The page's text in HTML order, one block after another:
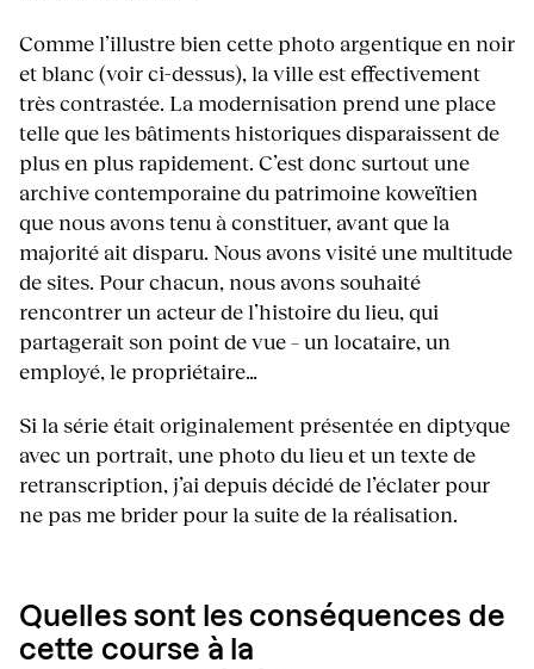
Comme l’illustre bien cette photo argentique en noir
et blanc (voir ci-dessus), la ville est effectivement
très contrastée. La modernisation prend une place
telle que les bâtiments historiques disparaissent de
plus en plus rapidement. C’est donc surtout une
archive contemporaine du patrimoine koweïtien
que nous avons tenu à constituer, avant que la
majorité ait disparu. Nous avons visité une multitude
de sites. Pour chacun, nous avons souhaité
rencontrer un acteur de l’histoire du lieu, qui
partagerait son point de vue – un locataire, un
employé, le propriétaire…
Si la série était originalement présentée en diptyque
avec un portrait, une photo du lieu et un texte de
retranscription, j’ai depuis décidé de l’éclater pour
ne pas me brider pour la suite de la réalisation.
Quelles sont les conséquences de
cette course à la